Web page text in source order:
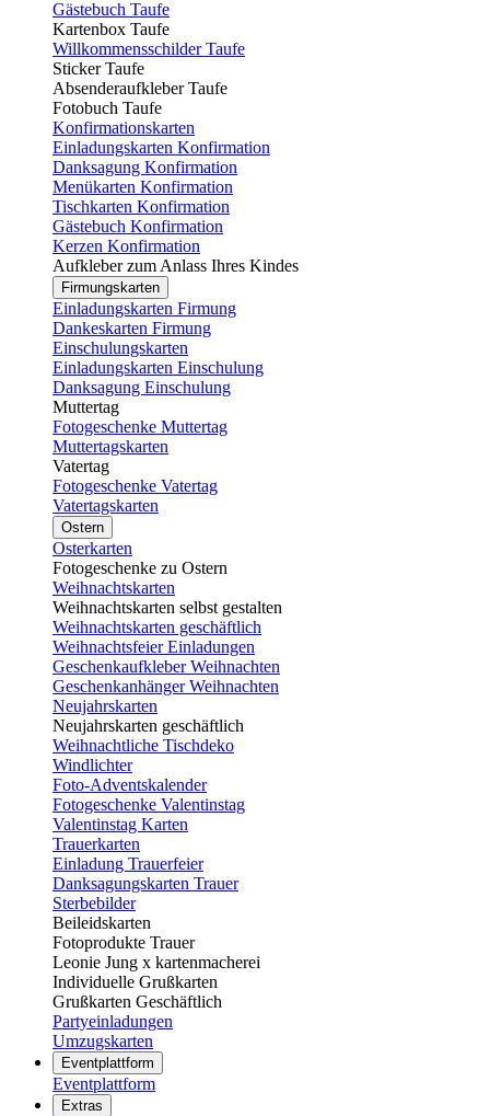
Gästebuch Taufe
Kartenbox Taufe
Willkommensschilder Taufe
Sticker Taufe
Absenderaufkleber Taufe
Fotobuch Taufe
Konfirmationskarten
Einladungskarten Konfirmation
Danksagung Konfirmation
Menükarten Konfirmation
Tischkarten Konfirmation
Gästebuch Konfirmation
Kerzen Konfirmation
Aufkleber zum Anlass Ihres Kindes
Firmungskarten
Einladungskarten Firmung
Dankeskarten Firmung
Einschulungskarten
Einladungskarten Einschulung
Danksagung Einschulung
Muttertag
Fotogeschenke Muttertag
Muttertagskarten
Vatertag
Fotogeschenke Vatertag
Vatertagskarten
Ostern
Osterkarten
Fotogeschenke zu Ostern
Weihnachtskarten
Weihnachtskarten selbst gestalten
Weihnachtskarten geschäftlich
Weihnachtsfeier Einladungen
Geschenkaufkleber Weihnachten
Geschenkanhänger Weihnachten
Neujahrskarten
Neujahrskarten geschäftlich
Weihnachtliche Tischdeko
Windlichter
Foto-Adventskalender
Fotogeschenke Valentinstag
Valentinstag Karten
Trauerkarten
Einladung Trauerfeier
Danksagungskarten Trauer
Sterbebilder
Beileidskarten
Fotoprodukte Trauer
Leonie Jung x kartenmacherei
Individuelle Grußkarten
Grußkarten Geschäftlich
Partyeinladungen
Umzugskarten
Eventplattform
Eventplattform
Extras